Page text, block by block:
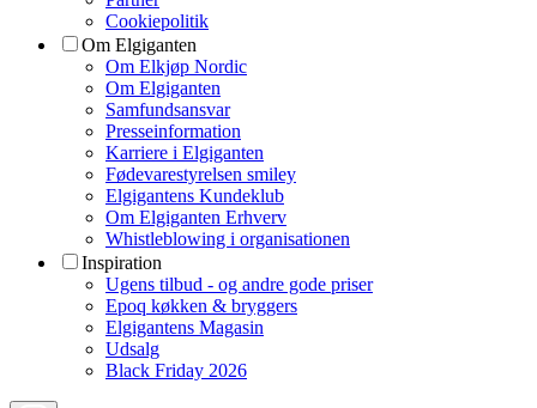
Cookiepolitik
Om Elgiganten
Om Elkjøp Nordic
Om Elgiganten
Samfundsansvar
Presseinformation
Karriere i Elgiganten
Fødevarestyrelsen smiley
Elgigantens Kundeklub
Om Elgiganten Erhverv
Whistleblowing i organisationen
Inspiration
Ugens tilbud - og andre gode priser
Epoq køkken & bryggers
Elgigantens Magasin
Udsalg
Black Friday 2026